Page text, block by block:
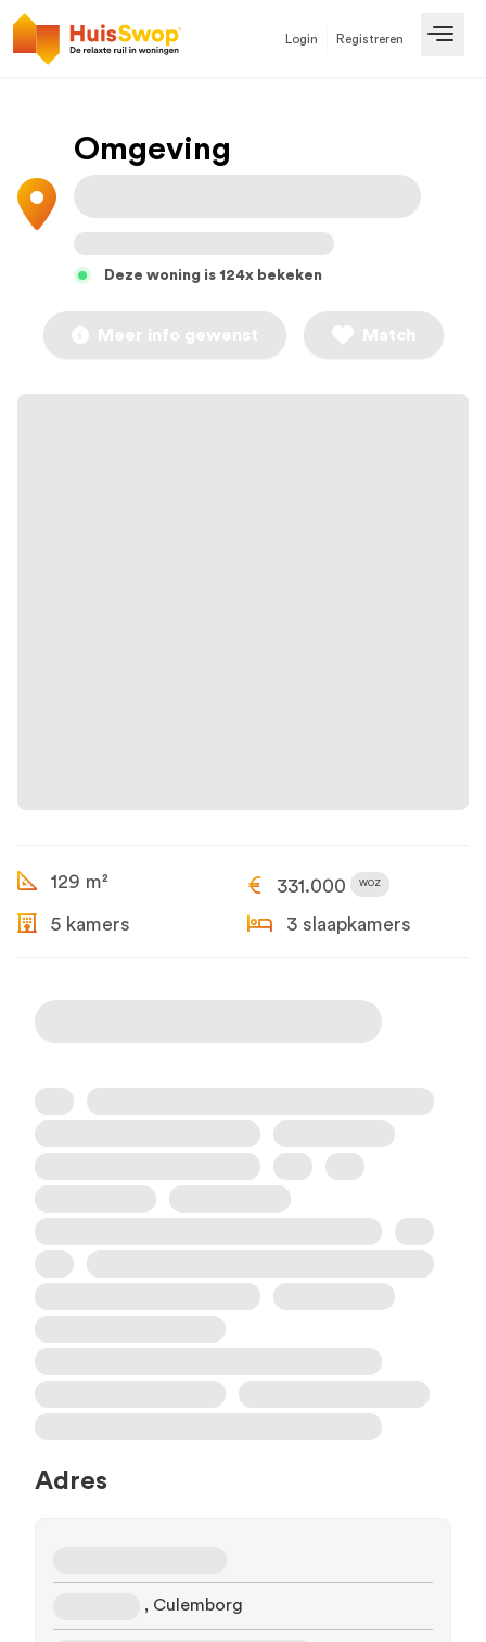
Login Registreren
Omgeving
Deze woning is 124x bekeken
Meer info gewenst Match
129 m² 331.000 WOZ
5 kamers 3 slaapkamers
Adres
, Culemborg